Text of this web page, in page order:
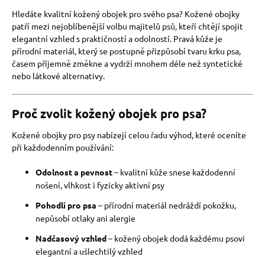
Hledáte kvalitní kožený obojek pro svého psa? Kožené obojky
patří mezi nejoblíbenější volbu majitelů psů, kteří chtějí spojit
elegantní vzhled s praktičností a odolností. Pravá kůže je
přírodní materiál, který se postupně přizpůsobí tvaru krku psa,
časem příjemně změkne a vydrží mnohem déle než syntetické
nebo látkové alternativy.
Proč zvolit kožený obojek pro psa?
Kožené obojky pro psy nabízejí celou řadu výhod, které oceníte
při každodenním používání:
Odolnost a pevnost– kvalitní kůže snese každodenní
nošení, vlhkost i fyzicky aktivní psy
Pohodlí pro psa – přírodní materiál nedráždí pokožku,
nepůsobí otlaky ani alergie
Nadčasový vzhled– kožený obojek dodá každému psovi
elegantní a ušlechtilý vzhled